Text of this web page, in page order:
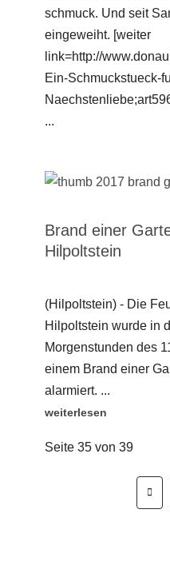
schmuck. Und seit
eingeweiht. [weiter
link=http://
Ein-Schmuckstueck-
...
Brand einer
Hilpoltstein
(Hilpoltstein) - Die
Hilpoltstein wurde in
Morgenstunden des
einem Brand einer
alarmiert. ...
weiterlesen
Seite 35 von 39